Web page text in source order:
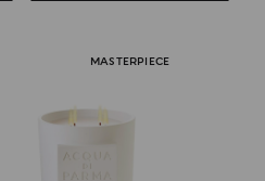
MASTERPIECE